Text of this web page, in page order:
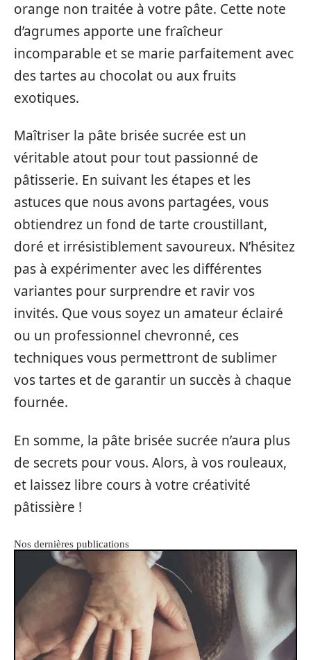
orange non traitée à votre pâte. Cette note
d’agrumes apporte une fraîcheur
incomparable et se marie parfaitement avec
des tartes au chocolat ou aux fruits
exotiques.
Maîtriser la pâte brisée sucrée est un
véritable atout pour tout passionné de
pâtisserie. En suivant les étapes et les
astuces que nous avons partagées, vous
obtiendrez un fond de tarte croustillant,
doré et irrésistiblement savoureux. N’hésitez
pas à expérimenter avec les différentes
variantes pour surprendre et ravir vos
invités. Que vous soyez un amateur éclairé
ou un professionnel chevronné, ces
techniques vous permettront de sublimer
vos tartes et de garantir un succès à chaque
fournée.
En somme, la pâte brisée sucrée n’aura plus
de secrets pour vous. Alors, à vos rouleaux,
et laissez libre cours à votre créativité
pâtissière !
Nos dernières publications